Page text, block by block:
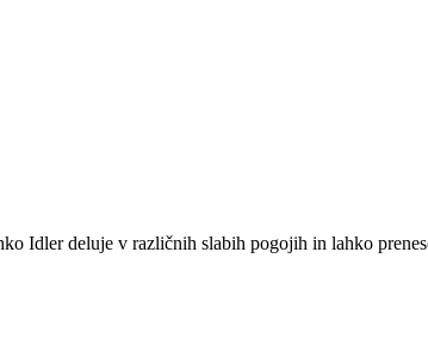
Idler deluje v različnih slabih pogojih in lahko